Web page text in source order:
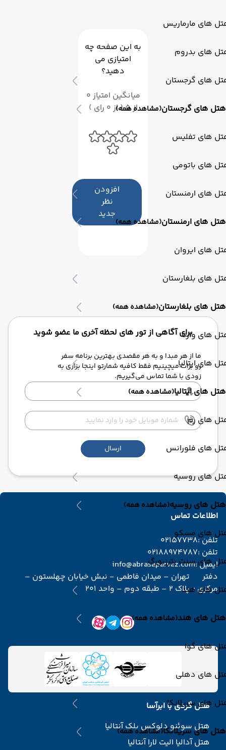
های مارماریس
های بدروم
های گرجستان
هتل های گرجستان(مشاهده همه)
های تفلیس
های باتومی
های ارمنستان
هتل های ارمنستان(مشاهده همه)
های ایروان
های بلغارستان
هتل های بلغارستان(مشاهده همه)
های وارنا
های ایتالیا
هتل های ایتالیا(مشاهده همه)
های رم
های فلورانس
های روسیه
هتل های روسیه(مشاهده همه)
های مسکو
های سنت پترزبورگ
های هند
هتل های هند(مشاهده همه)
های گوا
های دهلی
های سریلانکا
هتل های سریلانکا(مشاهده همه)
به این صفحه چه
امتیازی می
دهید؟
میانگین امتیاز 0
از 5 ( از 0 رای )
افزودن
نظر
جدید
برای آگاهی از تور های لحظه آخری ما عضو شوید
ما از هر مبدا و به هر مقصدی بهترین برنامه سفر
رو برات میچینیم فقط کافیه شمارتو اینجا بزاری به
زودی با شما تماس می‌گیریم.
ارسال
اطلاعات تماس
تلفن :02157738
تلفن :02188974787
ایمیل :info@abrasaparvaz.com
دفتر
مرکزی :
تهران – میدان فاطمی - نبش خیابان چهلستون –
پلاک 2 – طبقه دوم – واحد 201
هتل گردی با ابرآسا
هتل سوئنو دلوکس بلک آنتالیا
هتل آدالیا الیت لارا آنتالیا